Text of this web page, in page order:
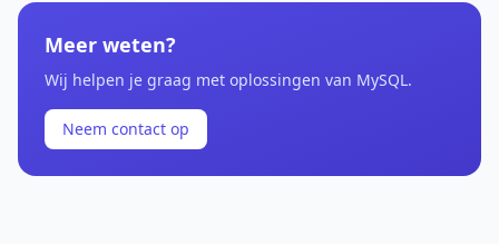
Meer weten?
Wij helpen je graag met oplossingen van MySQL.
Neem contact op